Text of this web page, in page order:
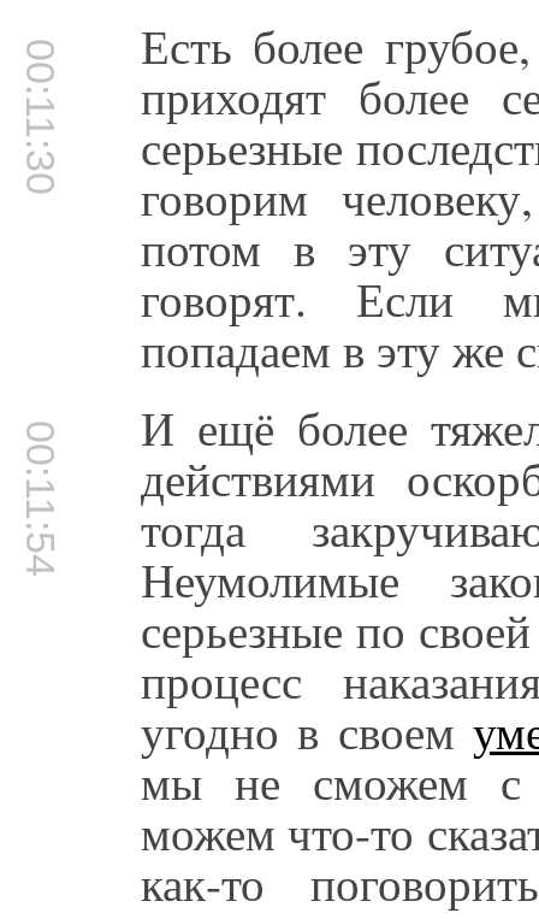
00:11:30 Есть более
приходят более
серьезные
говорим
потом в эту
говорят. Если
попадаем в эту же
00:11:54 И ещё более
действиями
тогда
Неумолимые
серьезные по
процесс
угодно в своем
мы не сможем с
можем что-то
как-то